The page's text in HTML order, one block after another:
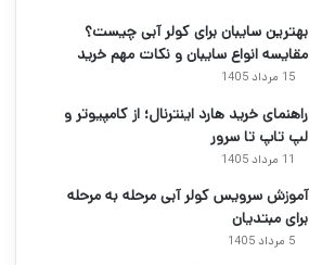
بهترین سایبان برای کولر آبی چیست؟
مقایسه انواع سایبان و نکات مهم خرید
15 مرداد 1405
راهنمای خرید هارد اینترنال؛ از کامپیوتر و
لپ تاپ تا سرور
11 مرداد 1405
آموزش سرویس کولر آبی مرحله به مرحله
برای مبتدیان
5 مرداد 1405